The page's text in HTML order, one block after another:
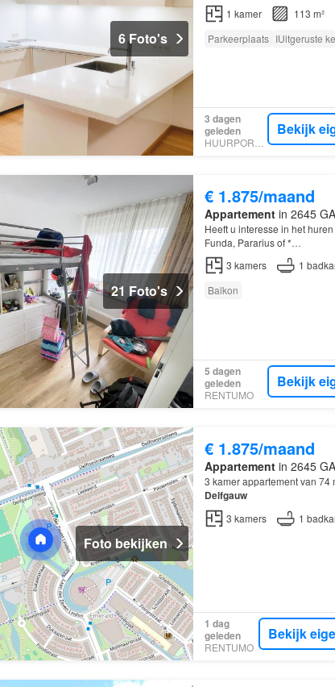
6 Foto's
1 kamer
113 m²
Parkeerplaats IUitgeruste
3 dagen
geleden
HUURPORTAAL
Bekijk
21 Foto's
€ 1.875/maand
Appartementin 2645
Heeft u interesse in het
Funda, Pararius of *…
3 kamers 1
Balkon
5 dagen
geleden
RENTUMO
Bekijk
Foto bekijken
€ 1.875/maand
Appartementin 2645
3 kamer appartement van 74
Delfgauw
3 kamers 1
1 dag
geleden
RENTUMO
Bekijk